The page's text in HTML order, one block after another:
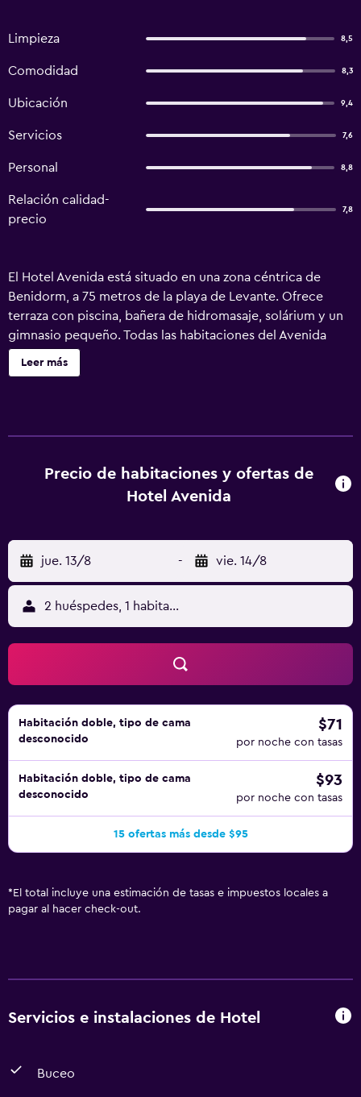
Limpieza 8,5
Comodidad 8,3
Ubicación 9,4
Servicios 7,6
Personal 8,8
Relación calidad-
precio
7,8
El Hotel Avenida está situado en una zona céntrica de
Benidorm, a 75 metros de la playa de Levante. Ofrece
terraza con piscina, bañera de hidromasaje, solárium y un
gimnasio pequeño. Todas las habitaciones del Avenida
tienen aire acondicionado, minibar, TV vía satélite y baño
privado con secador de pelo y artículos de aseo gratuitos.
animación organiza actividades para todas las edades,
tanto de día como de noche. El establecimiento
Leer más
Precio de habitaciones y ofertas de
Hotel Avenida
jue. 13/8 - vie. 14/8
2 huéspedes, 1 habitación
Habitación doble, tipo de cama
desconocido
$71
por noche con tasas
Habitación doble, tipo de cama
desconocido
$93
por noche con tasas
15 ofertas más desde $95
* El total incluye una estimación de tasas e impuestos locales a
pagar al hacer check-out.
Servicios e instalaciones de Hotel
Buceo